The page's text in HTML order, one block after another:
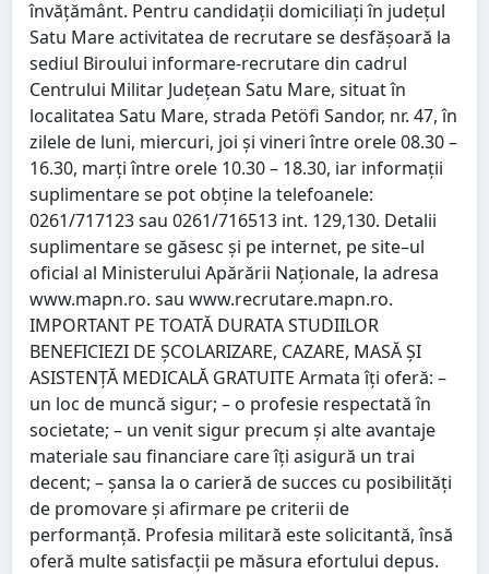
învăţământ. Pentru candidaţii domiciliaţi în judeţul
Satu Mare activitatea de recrutare se desfăşoară la
sediul Biroului informare-recrutare din cadrul
Centrului Militar Judeţean Satu Mare, situat în
localitatea Satu Mare, strada Petöfi Sandor, nr. 47, în
zilele de luni, miercuri, joi şi vineri între orele 08.30 –
16.30, marţi între orele 10.30 – 18.30, iar informaţii
suplimentare se pot obţine la telefoanele:
0261/717123 sau 0261/716513 int. 129,130. Detalii
suplimentare se găsesc şi pe internet, pe site–ul
oficial al Ministerului Apărării Naţionale, la adresa
www.mapn.ro. sau www.recrutare.mapn.ro.
IMPORTANT PE TOATĂ DURATA STUDIILOR
BENEFICIEZI DE ŞCOLARIZARE, CAZARE, MASĂ ŞI
ASISTENŢĂ MEDICALĂ GRATUITE Armata îţi oferă: –
un loc de muncă sigur; – o profesie respectată în
societate; – un venit sigur precum şi alte avantaje
materiale sau financiare care îţi asigură un trai
decent; – şansa la o carieră de succes cu posibilităţi
de promovare şi afirmare pe criterii de
performanţă. Profesia militară este solicitantă, însă
oferă multe satisfacţii pe măsura efortului depus.